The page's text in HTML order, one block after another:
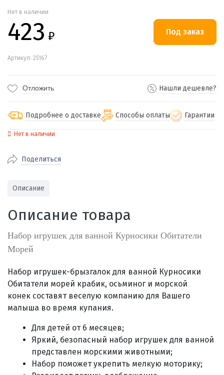
Нет в наличии
423 ₽
Артикул: 25167
Отложить Нашли дешевле?
Подробнее о доставке
доставка
стоимость доставки
службами Пэк, Кит, Луч, Сдэк, Озон
доставка, Почта РФ или любой другой
транспортной компанией на Ваш выбор
Способы оплаты
Наличными при получении (для
городов)
Гарантии
Нет в наличии
Поделиться
Описание
Описание товара
Набор игрушек для ванной Курносики Обитатели
Морей
Набор игрушек-брызгалок для ванной Курносики
Обитатели морей крабик, осьминог и морской
конек составят веселую компанию для Вашего
малыша во время купания.
Для детей от 6 месяцев;
Яркий, безопасный набор игрушек для ванной
представлен морскими животными;
Набор поможет укрепить мелкую моторику;